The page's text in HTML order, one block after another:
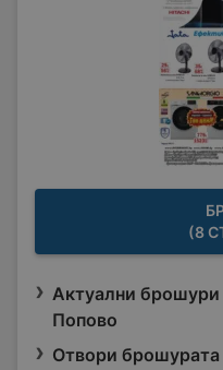
(8
Актуални брошури
Попово
Отвори брошурата